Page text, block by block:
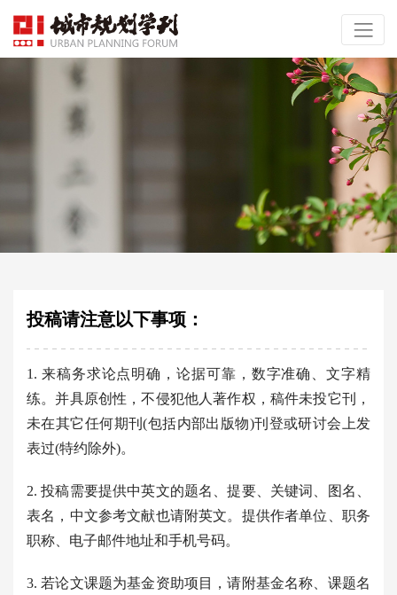
投稿请注意以下事项：
1. 来稿务求论点明确，论据可靠，数字准确、文字精
练。并具原创性，不侵犯他人著作权，稿件未投它刊，
未在其它任何期刊(包括内部出版物)刊登或研讨会上发
表过(特约除外)。
2. 投稿需要提供中英文的题名、提要、关键词、图名、
表名，中文参考文献也请附英文。提供作者单位、职务
职称、电子邮件地址和手机号码。
3. 若论文课题为基金资助项目，请附基金名称、课题名